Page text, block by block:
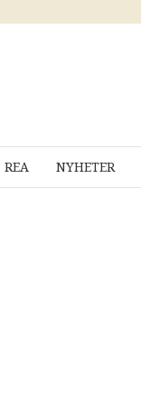
REA NYHETER